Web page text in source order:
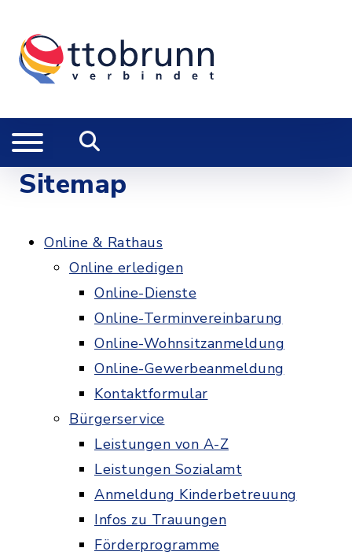
Sitemap
Online & Rathaus
Online erledigen
Online-Dienste
Online-Terminvereinbarung
Online-Wohnsitzanmeldung
Online-Gewerbeanmeldung
Kontaktformular
Bürgerservice
Leistungen von A-Z
Leistungen Sozialamt
Anmeldung Kinderbetreuung
Infos zu Trauungen
Förderprogramme